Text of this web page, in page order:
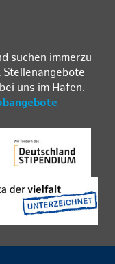
su­chen im­mer­zu
Stel­len­an­ge­bo­te
uns im Ha­fen.